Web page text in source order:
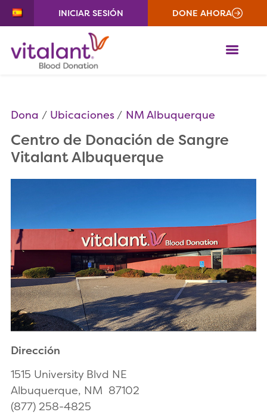
INICIAR SESIÓN DONE AHORA
Dona Ubicaciones NM Albuquerque
Centro de Donación de Sangre
Vitalant Albuquerque
Dirección
1515 University Blvd NE
Albuquerque, NM 87102
(877) 258-4825